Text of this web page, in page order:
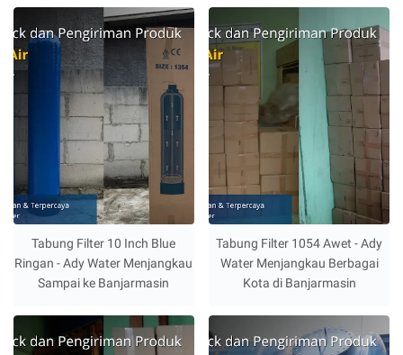
Tabung Filter 10 Inch Blue
Ringan - Ady Water Menjangkau
Sampai ke Banjarmasin
Tabung Filter 1054 Awet - Ady
Water Menjangkau Berbagai
Kota di Banjarmasin